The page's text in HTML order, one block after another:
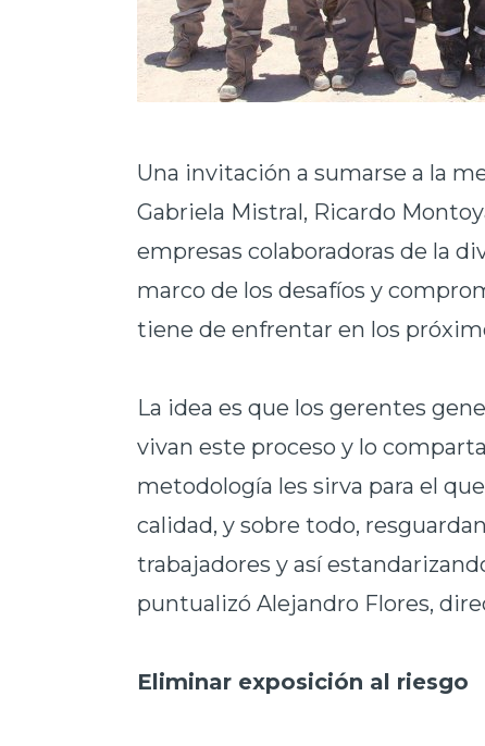
Una invitación a sumarse a la
Gabriela Mistral, Ricardo
empresas colaboradoras de la
marco de los desafíos y
tiene de enfrentar en los
La idea es que los gerentes
vivan este proceso y lo
metodología les sirva para el
calidad, y sobre todo,
trabajadores y así
puntualizó Alejandro Flores,
Eliminar exposición al riesgo